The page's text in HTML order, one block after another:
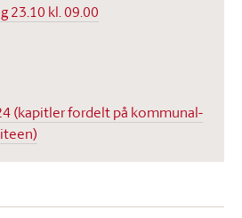
23.10 kl. 09.00
(kapitler fordelt på kommunal-